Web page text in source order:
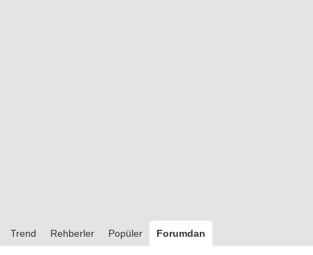
Trend Rehberler Popüler Forumdan